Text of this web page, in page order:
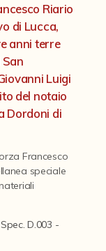
Riario
di Lucca,
anni terre
Luigi
del notaio
Dordoni di
Francesco
speciale
D.003 -